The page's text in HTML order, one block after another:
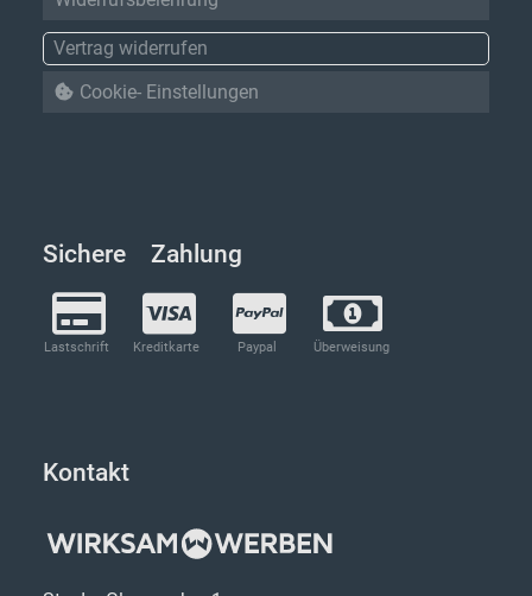
Sichere Zahlung
Lastschrift Kreditkarte Paypal Überweisung
Vertrag widerrufen
Cookie- Einstellungen
Kontakt